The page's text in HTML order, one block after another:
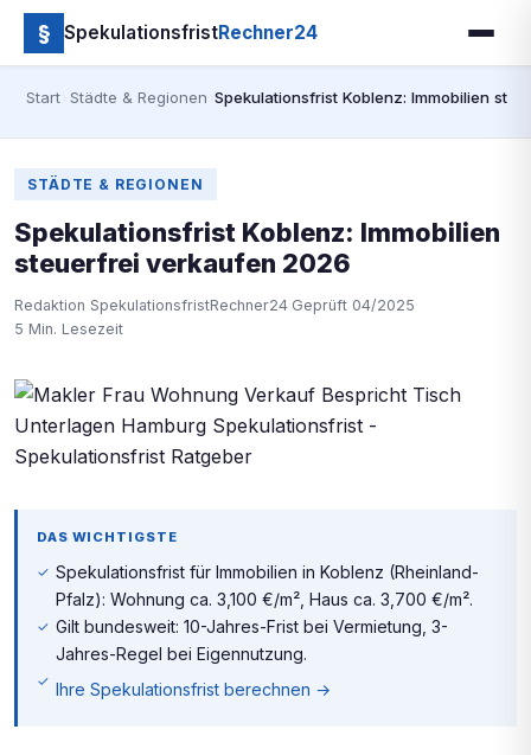
§ SpekulationsfristRechner24
Start Städte & Regionen ›Spekulationsfrist Koblenz: Immobilien
STÄDTE & REGIONEN
Spekulationsfrist Koblenz: Immobilien
steuerfrei verkaufen 2026
Redaktion SpekulationsfristRechner24 Geprüft 04/2025
5 Min. Lesezeit
DAS WICHTIGSTE
Spekulationsfrist für Immobilien in Koblenz (Rheinland-
Pfalz): Wohnung ca. 3,100 €/m², Haus ca. 3,700 €/m².
Gilt bundesweit: 10-Jahres-Frist bei Vermietung, 3-
Jahres-Regel bei Eigennutzung.
Ihre Spekulationsfrist berechnen →